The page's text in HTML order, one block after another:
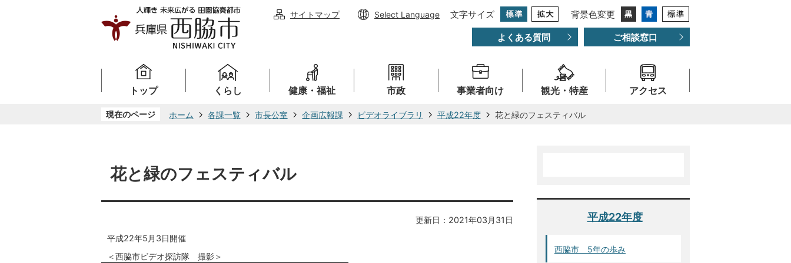
サイトマップ Select Language 文字サイズ 背景色変更
よくある質問 ご相談窓口
トップ くらし 健康・福祉 市政 事業者向け 観光・特産 アクセス
現在のページ ホーム 各課一覧 市長公室 企画広報課 ビデオライブラリ 平成22年度 花と緑のフェスティバル
花と緑のフェスティバル
更新日：2021年03月31日
平成22年5月3日開催
＜西脇市ビデオ探訪隊 撮影＞
平成22年度
西脇市 5年の歩み